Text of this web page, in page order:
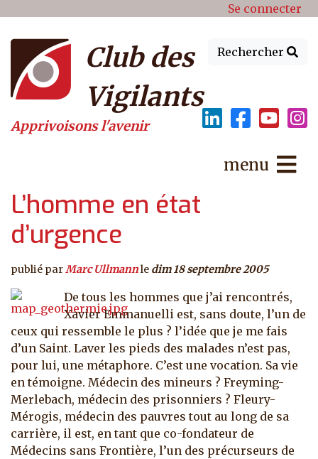
Menu du compte de Se connecter
Rechercher
Club des
Vigilants
Apprivoisons l'avenir
menu
L’homme en état
d’urgence
publié parMarc Ullmannle dim 18 septembre 2005
De tous les hommes que j’ai rencontrés,
Xavier Emmanuelli est, sans doute, l’un de
ceux qui ressemble le plus ? l’idée que je me fais
d’un Saint. Laver les pieds des malades n’est pas,
pour lui, une métaphore. C’est une vocation. Sa vie
en témoigne. Médecin des mineurs ? Freyming-
Merlebach, médecin des prisonniers ? Fleury-
Mérogis, médecin des pauvres tout au long de sa
carrière, il est, en tant que co-fondateur de
Médecins sans Frontière, l’un des précurseurs de